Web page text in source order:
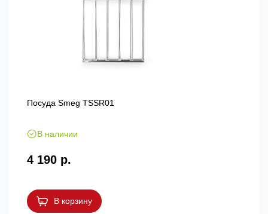
Посуда Smeg TSSR01
В наличии
4 190 р.
В корзину